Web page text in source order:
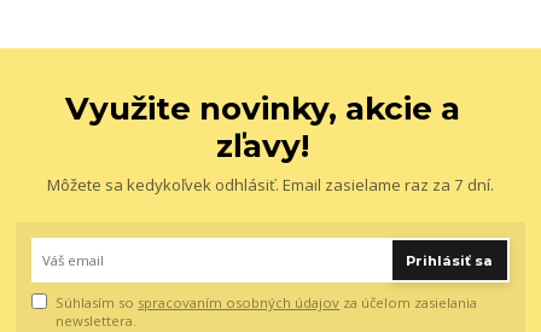
Využite novinky, akcie a
zľavy!
Môžete sa kedykoľvek odhlásiť. Email zasielame raz za 7 dní.
Prihlásiť sa
Súhlasím so spracovaním osobných údajov za účelom zasielania
newslettera.